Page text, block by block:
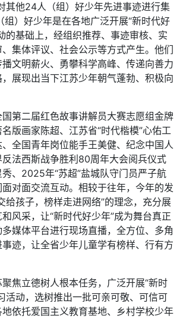
其他24人（组）好少年先进事迹进行集
组）好少年是在各地广泛开展“新时代好
的基础上，经组织推荐、事迹审核、实
集体评议、社会公示等方式产生。他们
文明薪火、勇攀科学高峰、传递向善力
展现出当下江苏少年朝气蓬勃、积极向
二届红色故事讲解员大赛志愿组金牌
版画家陈超、江苏省“时代楷模”心佑工
全国青年岗位能手王美健、纪念中国人
反法西斯战争胜利80周年大会阅兵仪式
、2025年“苏超”盐城队守门员严子航
对面交流互动。相较于往年，今年的发
给孩子，榜样走进网络”的理念，充分展
风采，让“新时代好少年”成为舞台真正
媒体平台进行现场直播，全方位、多角
迹，让全省少年儿童学有榜样、行有方
立德树人根本任务，广泛开展“新时
活动，选树推出一批可亲可敬、可信可
依托爱国主义教育基地、乡村学校少年